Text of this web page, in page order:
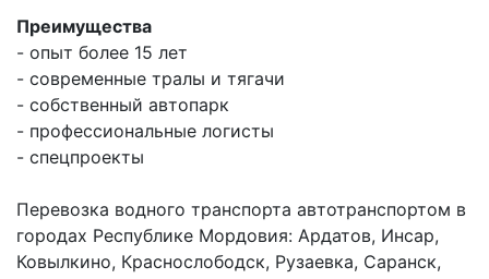
Преимущества
- опыт более 15 лет
- современные тралы и тягачи
- собственный автопарк
- профессиональные логисты
- спецпроекты
Перевозка водного транспорта автотранспортом в
городах Республике Мордовия: Ардатов, Инсар,
Ковылкино, Краснослободск, Рузаевка, Саранск,